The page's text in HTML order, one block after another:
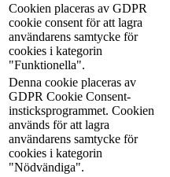
Cookien placeras av GDPR
cookie consent för att lagra
användarens samtycke för
cookies i kategorin
"Funktionella".
Denna cookie placeras av
GDPR Cookie Consent-
insticksprogrammet. Cookien
används för att lagra
användarens samtycke för
cookies i kategorin
"Nödvändiga".